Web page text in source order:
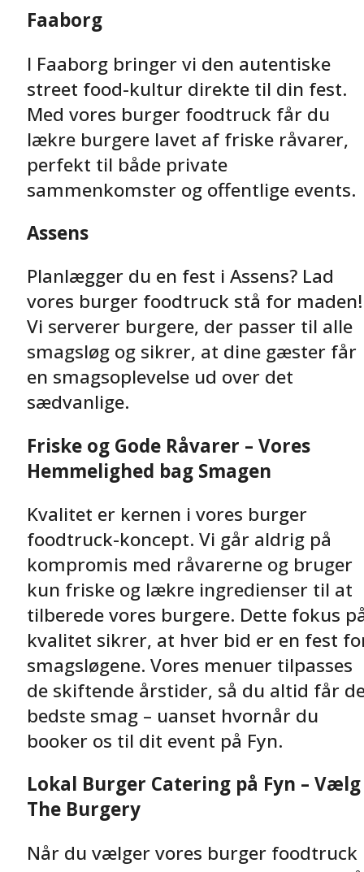
Faaborg
I Faaborg bringer vi den autentiske
street food-kultur direkte til din fest.
Med vores burger foodtruck får du
lækre burgere lavet af friske råvarer,
perfekt til både private
sammenkomster og offentlige events.
Assens
Planlægger du en fest i Assens? Lad
vores burger foodtruck stå for maden!
Vi serverer burgere, der passer til alle
smagsløg og sikrer, at dine gæster får
en smagsoplevelse ud over det
sædvanlige.
Friske og Gode Råvarer – Vores
Hemmelighed bag Smagen
Kvalitet er kernen i vores burger
foodtruck-koncept. Vi går aldrig på
kompromis med råvarerne og bruger
kun friske og lækre ingredienser til at
tilberede vores burgere. Dette fokus
kvalitet sikrer, at hver bid er en fest
smagsløgene. Vores menuer tilpasses
de skiftende årstider, så du altid får
bedste smag – uanset hvornår du
booker os til dit event på Fyn.
Lokal Burger Catering på Fyn – Vælg
The Burgery
Når du vælger vores burger foodtruck